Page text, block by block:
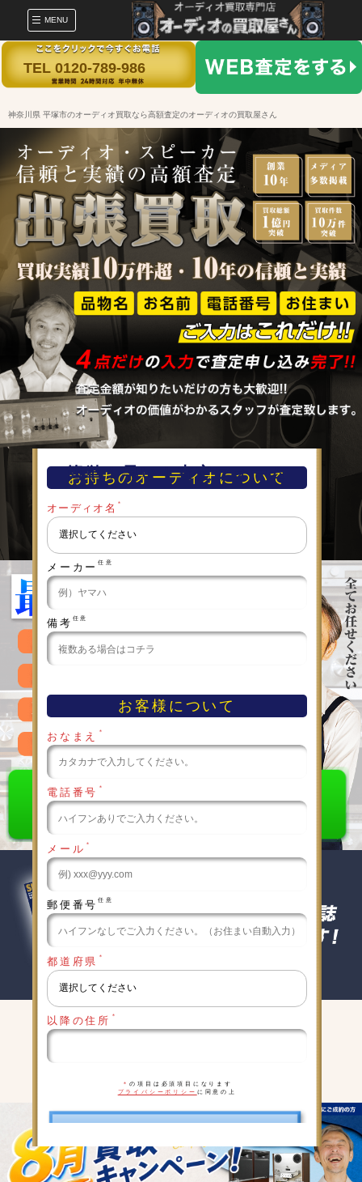
MENU
TEL 0120-789-986
神奈川県 平塚市のオーディオ買取なら高額査定のオーディオの買取屋さん
簡単！早い！査定フォーム
お持ちのオーディオについて
オーディオ名 ＊
メーカー 任意
備考 任意
お客様について
おなまえ ＊
電話番号 ＊
メール ＊
郵便番号 任意
都道府県 ＊
以降の住所 ＊
＊の項目は必須項目になります
プライバシーポリシー に同意の上
0120-789-986
キャンペーン実施中